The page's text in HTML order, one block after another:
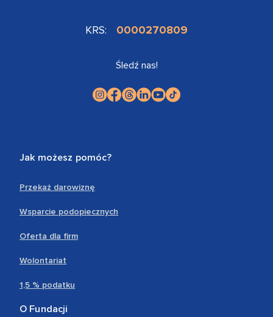
KRS: 0000270809
Śledź nas!
Jak możesz pomóc?
Przekaż darowiznę
Wsparcie podopiecznych
Oferta dla firm
Wolontariat
1,5 % podatku
O Fundacji